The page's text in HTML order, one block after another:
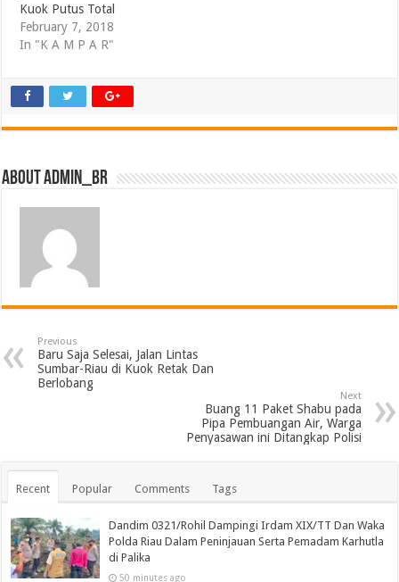
Kuok Putus Total
February 7, 2018
In "K A M P A R"
About admin_br
Previous
Baru Saja Selesai, Jalan Lintas
Sumbar-Riau di Kuok Retak Dan
Berlobang
Next
Buang 11 Paket Shabu pada
Pipa Pembuangan Air, Warga
Penyasawan ini Ditangkap Polisi
Recent Popular Comments Tags
Dandim 0321/Rohil Dampingi Irdam XIX/TT Dan Waka
Polda Riau Dalam Peninjauan Serta Pemadam Karhutla
di Palika
50 minutes ago